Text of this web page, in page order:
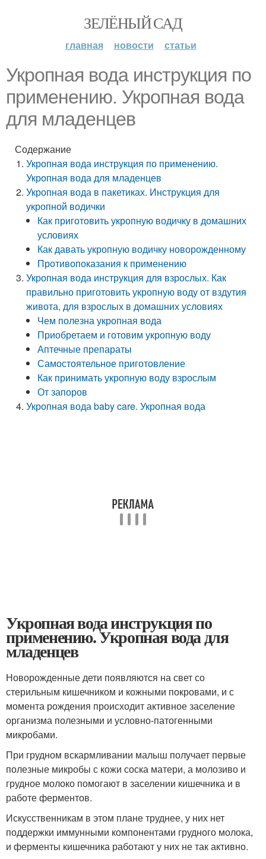
ЗЕЛЁНЫЙ САД
главная новости статьи
Укропная вода инструкция по
применению. Укропная вода
для младенцев
Содержание
Укропная вода инструкция по применению.
Укропная вода для младенцев
Укропная вода в пакетиках. Инструкция для
укропной водички
Как приготовить укропную водичку в домашних
условиях
Как давать укропную водичку новорожденному
Противопоказания к применению
Укропная вода инструкция для взрослых. Как
правильно приготовить укропную воду от вздутия
живота, для взрослых в домашних условиях
Чем полезна укропная вода
Приобретаем и готовим укропную воду
Аптечные препараты
Самостоятельное приготовление
Как принимать укропную воду взрослым
От запоров
Укропная вода baby care. Укропная вода
Укропная вода инструкция по
применению. Укропная вода для
младенцев
Новорожденные дети появляются на свет со
стерильным кишечником и кожными покровами, и с
момента рождения происходит активное заселение
организма полезными и условно-патогенными
микробами.
При грудном вскармливании малыш получает первые
полезные микробы с кожи соска матери, а молозиво и
грудное молоко помогают в заселении кишечника и в
работе ферментов.
Искусственникам в этом плане труднее, у них нет
поддержки иммунными компонентами грудного молока,
и ферменты кишечника работают у них не так активно.